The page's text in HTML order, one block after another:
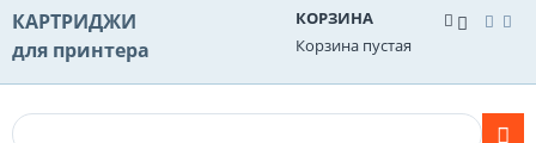
КАРТРИДЖИ
для принтера
КОРЗИНА
Корзина пустая